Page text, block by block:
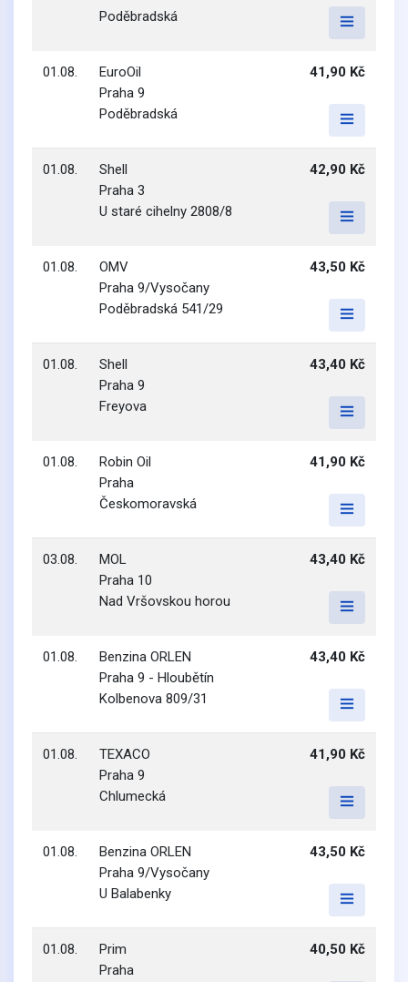
Poděbradská
01.08.
EuroOil
Praha 9
Poděbradská
41,90 Kč
01.08.
Shell
Praha 3
U staré cihelny 2808/8
42,90 Kč
01.08.
OMV
Praha 9/Vysočany
Poděbradská 541/29
43,50 Kč
01.08.
Shell
Praha 9
Freyova
43,40 Kč
01.08.
Robin Oil
Praha
Českomoravská
41,90 Kč
03.08.
MOL
Praha 10
Nad Vršovskou horou
43,40 Kč
01.08.
Benzina ORLEN
Praha 9 - Hloubětín
Kolbenova 809/31
43,40 Kč
01.08.
TEXACO
Praha 9
Chlumecká
41,90 Kč
01.08.
Benzina ORLEN
Praha 9/Vysočany
U Balabenky
43,50 Kč
01.08.
Prim
Praha
40,50 Kč